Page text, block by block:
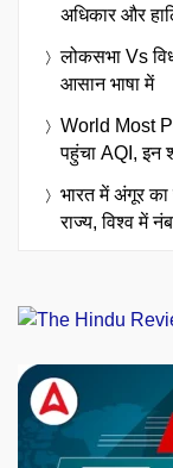
अधिकार और
लोकसभा Vs
आसान भाषा में
World Most
पहुंचा AQI, इन
भारत में अंगूर
राज्य, विश्व में